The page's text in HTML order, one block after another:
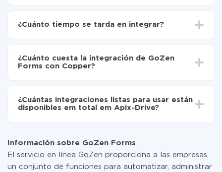
Elija qué datos transferir de GoZen Forms a Copper
de GoZen Forms a Copper
¿Cuánto tiempo se tarda en integrar?
oscilar entre 5 y 30 minutos. En promedio, la
configuración tarda entre 10 y 15 minutos.
¿Cuánto cuesta la integración de GoZen
Forms con Copper?
tarifas. Usted solo paga por la cantidad de datos que
realmente se transfieren de uno de sus sistemas a otro
manera segura un plan de tarifa gratuita o cambiar a
uno de pago, si es necesario. Más detalles sobre
tarifas.
¿Cuántas integraciones listas para usar están
disponibles em total em Apix-Drive?
Información sobre GoZen Forms
El servicio en línea GoZen proporciona a las empresas
un conjunto de funciones para automatizar, administrar